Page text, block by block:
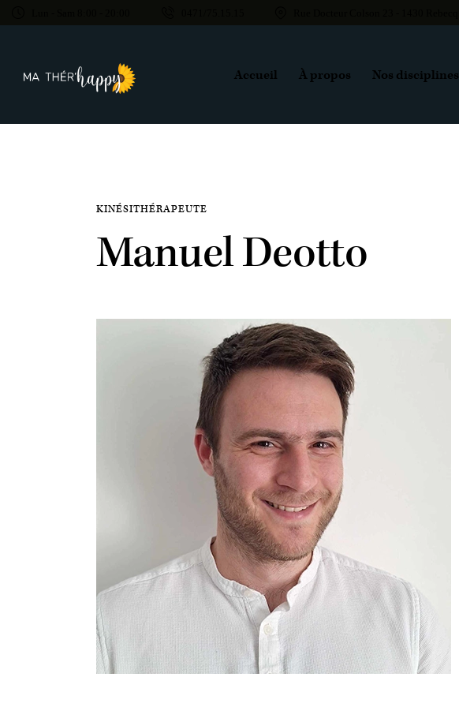
Accueil À propos Nos disciplines
KINÉSITHÉRAPEUTE
Manuel Deotto